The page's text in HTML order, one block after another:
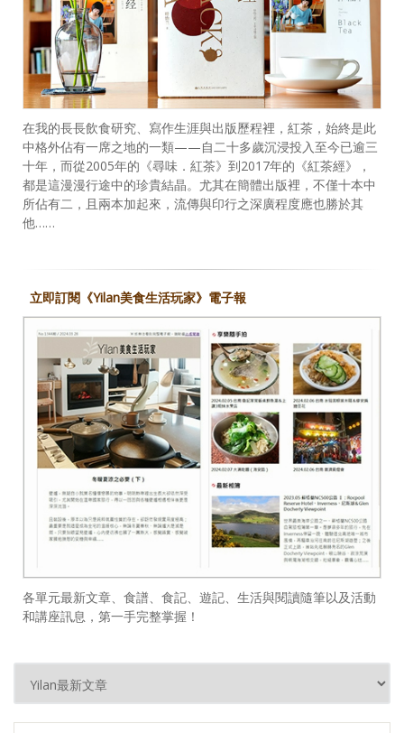
在我的長長飲食研究、寫作生涯與出版歷程裡，紅茶，始終是此
中格外佔有一席之地的一類——自二十多歲沉浸投入至今已逾三
十年，而從2005年的《尋味．紅茶》到2017年的《紅茶經》，
都是這漫漫行途中的珍貴結晶。尤其在簡體出版裡，不僅十本中
所佔有二，且兩本加起來，流傳與印行之深廣程度應也勝於其
他……
立即訂閱《Yilan美食生活玩家》電子報
各單元最新文章、食譜、食記、遊記、生活與閱讀隨筆以及活動
和講座訊息，第一手完整掌握！